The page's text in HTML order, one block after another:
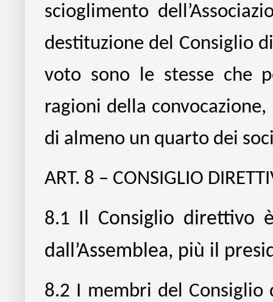
scioglimento
destituzione del Consiglio
voto sono le stesse che
ragioni della
di almeno un quarto dei
ART. 8 – CONSIGLIO
8.1 Il Consiglio direttivo
dall’Assemblea, più il
8.2 I membri del